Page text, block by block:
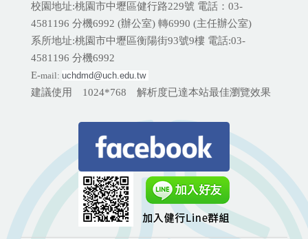
校園地址:桃園市中壢區健行路229號 電話：03-
4581196 分機6992 (辦公室) 轉6990 (主任辦公室)
系所地址:桃園市中壢區衡陽街93號9樓 電話:03-
4581196 分機6992
E-mail: uchdmd@uch.edu.tw
建議使用 1024*768 解析度已達本站最佳瀏覽效果